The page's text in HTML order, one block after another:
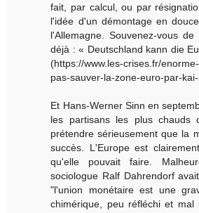
fait, par calcul, ou par
l'idée d'un démontage en
l'Allemagne. Souvenez-vous
déjà : « Deutschland kann die
(https://www.les-crises.fr/
pas-sauver-la-zone-euro-par-
Et Hans-Werner Sinn en
les partisans les plus chauds
prétendre sérieusement que la
succès. L'Europe est
qu'elle pouvait faire.
sociologue Ralf Dahrendorf
"l'union monétaire est une
chimérique, peu réfléchi et